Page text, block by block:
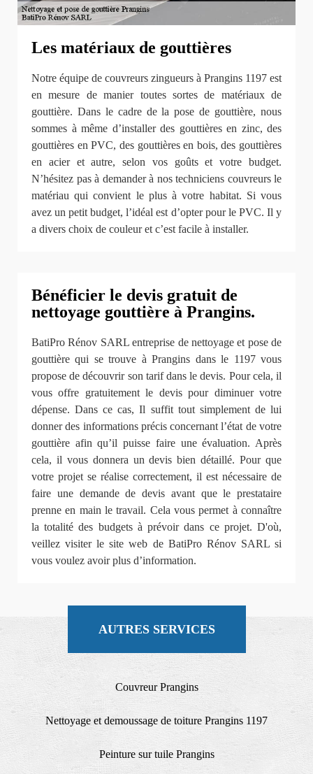
Les matériaux de gouttières
Notre équipe de couvreurs zingueurs à Prangins 1197 est
en mesure de manier toutes sortes de matériaux de
gouttière. Dans le cadre de la pose de gouttière, nous
sommes à même d’installer des gouttières en zinc, des
gouttières en PVC, des gouttières en bois, des gouttières
en acier et autre, selon vos goûts et votre budget.
N’hésitez pas à demander à nos techniciens couvreurs le
matériau qui convient le plus à votre habitat. Si vous
avez un petit budget, l’idéal est d’opter pour le PVC. Il y
a divers choix de couleur et c’est facile à installer.
Bénéficier le devis gratuit de
nettoyage gouttière à Prangins.
BatiPro Rénov SARL entreprise de nettoyage et pose de
gouttière qui se trouve à Prangins dans le 1197 vous
propose de découvrir son tarif dans le devis. Pour cela, il
vous offre gratuitement le devis pour diminuer votre
dépense. Dans ce cas, Il suffit tout simplement de lui
donner des informations précis concernant l’état de votre
gouttière afin qu’il puisse faire une évaluation. Après
cela, il vous donnera un devis bien détaillé. Pour que
votre projet se réalise correctement, il est nécessaire de
faire une demande de devis avant que le prestataire
prenne en main le travail. Cela vous permet à connaître
la totalité des budgets à prévoir dans ce projet. D'où,
veillez visiter le site web de BatiPro Rénov SARL si
vous voulez avoir plus d’information.
AUTRES SERVICES
Couvreur Prangins
Nettoyage et demoussage de toiture Prangins 1197
Peinture sur tuile Prangins